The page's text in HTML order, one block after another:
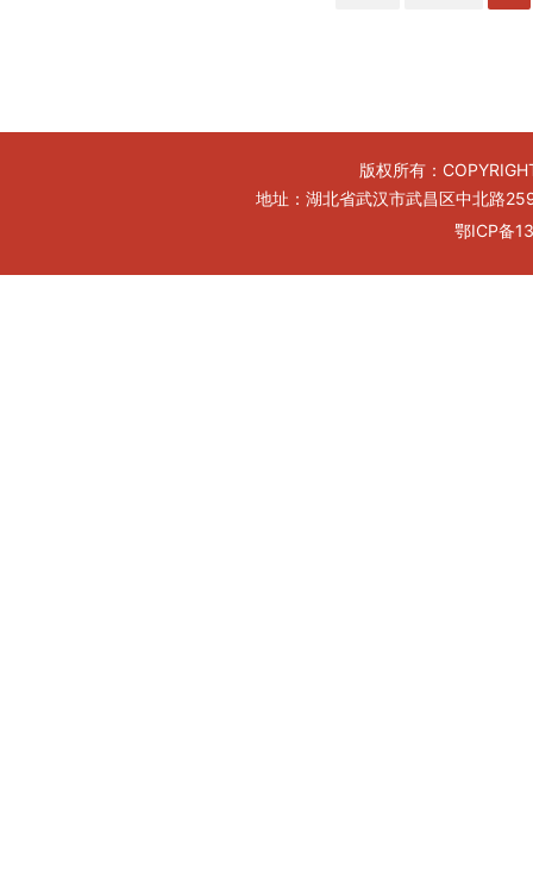
版权所有：
地址：湖北省武汉市武昌区中北
鄂ICP备